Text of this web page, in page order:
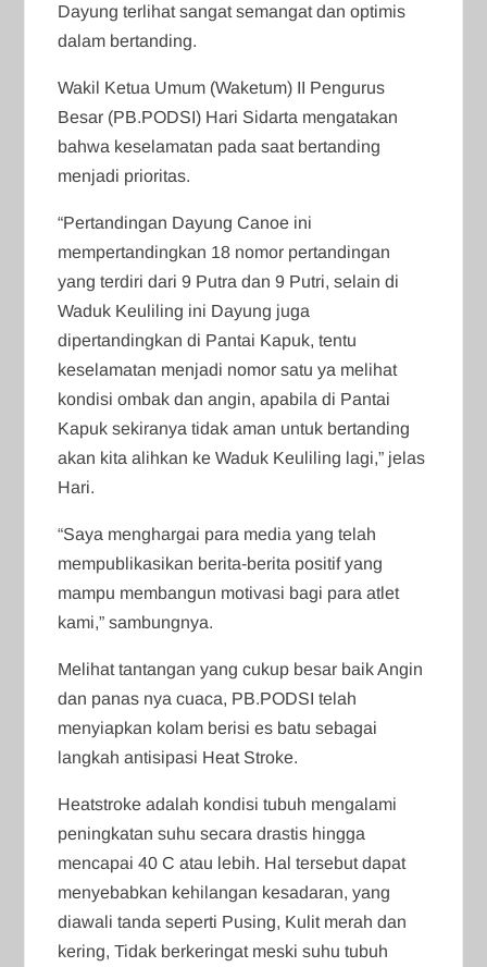
Dayung terlihat sangat semangat dan optimis
dalam bertanding.
Wakil Ketua Umum (Waketum) II Pengurus
Besar (PB.PODSI) Hari Sidarta mengatakan
bahwa keselamatan pada saat bertanding
menjadi prioritas.
“Pertandingan Dayung Canoe ini
mempertandingkan 18 nomor pertandingan
yang terdiri dari 9 Putra dan 9 Putri, selain di
Waduk Keuliling ini Dayung juga
dipertandingkan di Pantai Kapuk, tentu
keselamatan menjadi nomor satu ya melihat
kondisi ombak dan angin, apabila di Pantai
Kapuk sekiranya tidak aman untuk bertanding
akan kita alihkan ke Waduk Keuliling lagi,” jelas
Hari.
“Saya menghargai para media yang telah
mempublikasikan berita-berita positif yang
mampu membangun motivasi bagi para atlet
kami,” sambungnya.
Melihat tantangan yang cukup besar baik Angin
dan panas nya cuaca, PB.PODSI telah
menyiapkan kolam berisi es batu sebagai
langkah antisipasi Heat Stroke.
Heatstroke adalah kondisi tubuh mengalami
peningkatan suhu secara drastis hingga
mencapai 40 ​​C atau lebih. Hal tersebut dapat
menyebabkan kehilangan kesadaran, yang
diawali tanda seperti Pusing, Kulit merah dan
kering, Tidak berkeringat meski suhu tubuh